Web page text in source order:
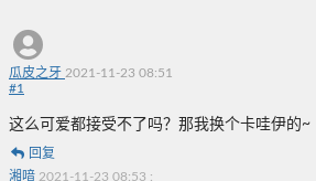
瓜皮之牙 2021-11-23 08:51
#1
这么可爱都接受不了吗？那我换个卡哇伊的~
回复
湘喑 2021-11-23 08:53 :